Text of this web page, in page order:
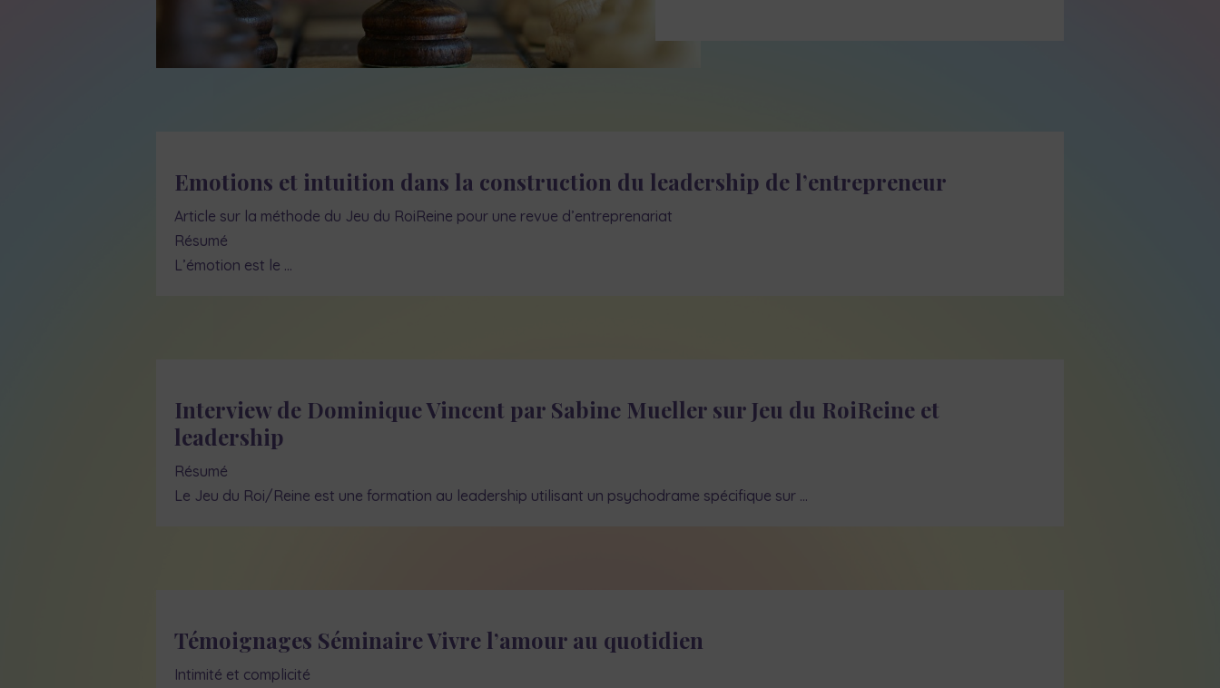
Emotions et intuition dans la construction du leadership de l’entrepreneur
Article sur la méthode du Jeu du RoiReine pour une revue d’entreprenariat
Résumé
L’émotion est le …
Interview de Dominique Vincent par Sabine Mueller sur Jeu du RoiReine et
leadership
Résumé
Le Jeu du Roi/Reine est une formation au leadership utilisant un psychodrame spécifique sur …
Témoignages Séminaire Vivre l’amour au quotidien
Intimité et complicité